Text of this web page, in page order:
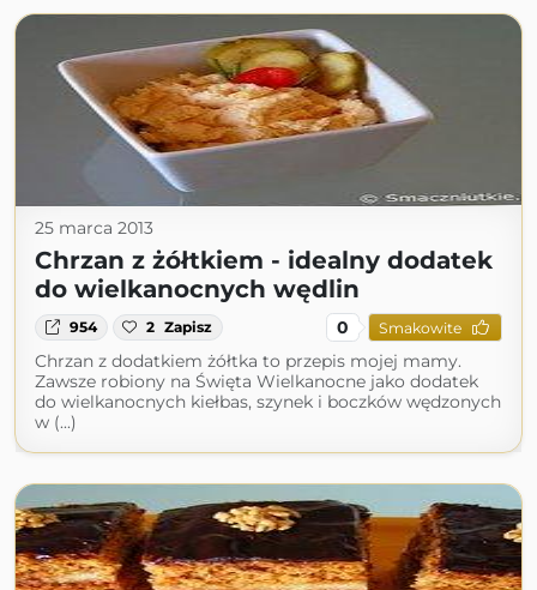
25 marca 2013
Chrzan z żółtkiem - idealny dodatek
do wielkanocnych wędlin
954 2 Zapisz 0 Smakowite
Chrzan z dodatkiem żółtka to przepis mojej mamy.
Zawsze robiony na Święta Wielkanocne jako dodatek
do wielkanocnych kiełbas, szynek i boczków wędzonych
w (...)